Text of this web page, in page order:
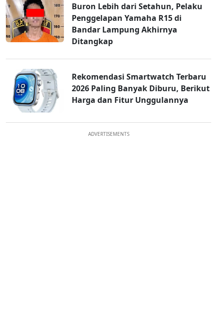
Buron Lebih dari Setahun, Pelaku
Penggelapan Yamaha R15 di
Bandar Lampung Akhirnya
Ditangkap
Rekomendasi Smartwatch Terbaru
2026 Paling Banyak Diburu, Berikut
Harga dan Fitur Unggulannya
ADVERTISEMENTS